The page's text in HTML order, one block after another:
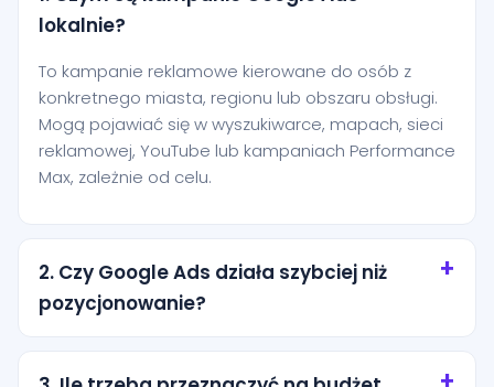
lokalnie?
To kampanie reklamowe kierowane do osób z
konkretnego miasta, regionu lub obszaru obsługi.
Mogą pojawiać się w wyszukiwarce, mapach, sieci
reklamowej, YouTube lub kampaniach Performance
Max, zależnie od celu.
2. Czy Google Ads działa szybciej niż
pozycjonowanie?
Tak, reklamy mogą zacząć generować ruch niemal
od razu po uruchomieniu. Pozycjonowanie zwykle